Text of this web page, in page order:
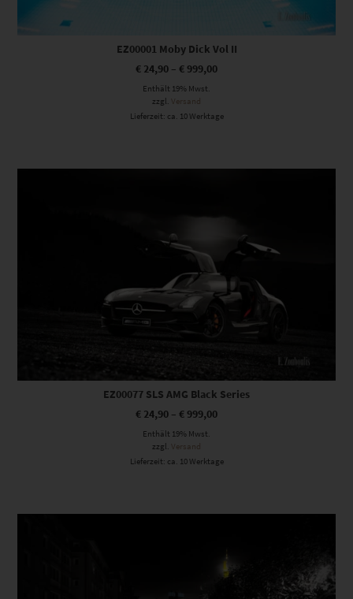
EZ00001 Moby Dick Vol II
€ 24,90 – € 999,00
Enthält 19% Mwst.
zzgl. Versand
Lieferzeit: ca. 10 Werktage
Dieses Produkt weist mehrere Varianten auf. Die Optionen können auf der Produktseite gewählt werden
EZ00077 SLS AMG Black Series
€ 24,90 – € 999,00
Enthält 19% Mwst.
zzgl.
Versand
Lieferzeit: ca. 10 Werktage
Dieses Produkt weist mehrere Varianten auf. Die Optionen können auf der Produktseite gewählt werden